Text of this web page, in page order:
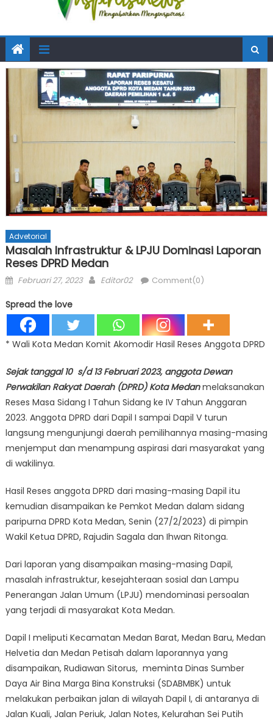
Advetorial
Masalah Infrastruktur & LPJU Dominasi Laporan
Reses DPRD Medan
Posted
Februari 27, 2023 Author
Editor02 Comment(0)
Spread the love
* Wali Kota Medan Komit Akomodir Hasil Reses Anggota DPRD
Sejak tanggal 10 s/d 13 Februari 2023, anggota Dewan
Perwakilan Rakyat Daerah (DPRD) Kota Medanmelaksanakan
Reses Masa Sidang I Tahun Sidang ke IV Tahun Anggaran
2023. Anggota DPRD dari Dapil I sampai Dapil V turun
langsung mengunjungi daerah pemilihannya masing-masing
menjemput dan menampung aspirasi dari masyarakat yang
di wakilinya.
Hasil Reses anggota DPRD dari masing-masing Dapil itu
kemudian disampaikan ke Pemkot Medan dalam sidang
paripurna DPRD Kota Medan, Senin (27/2/2023) di pimpin
Wakil Ketua DPRD, Rajudin Sagala dan Ihwan Ritonga.
Dari laporan yang disampaikan masing-masing Dapil,
masalah infrastruktur, kesejahteraan sosial dan Lampu
Penerangan Jalan Umum (LPJU) mendominasi persoalan
yang terjadi di masyarakat Kota Medan.
Dapil I meliputi Kecamatan Medan Barat, Medan Baru, Medan
Helvetia dan Medan Petisah dalam laporannya yang
disampaikan, Rudiawan Sitorus, meminta Dinas Sumber
Daya Air Bina Marga Bina Konstruksi (SDABMBK) untuk
melakukan perbaikan jalan di wilayah Dapil I, di antaranya di
Jalan Kuali, Jalan Periuk, Jalan Notes, Kelurahan Sei Putih